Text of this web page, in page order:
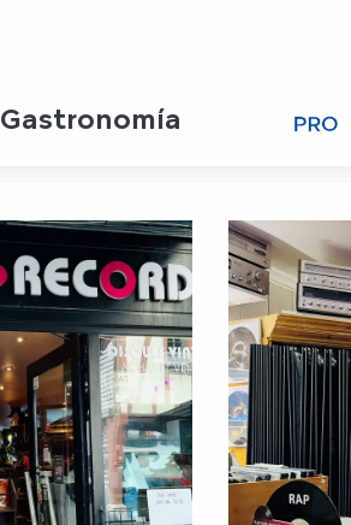
Gastronomía